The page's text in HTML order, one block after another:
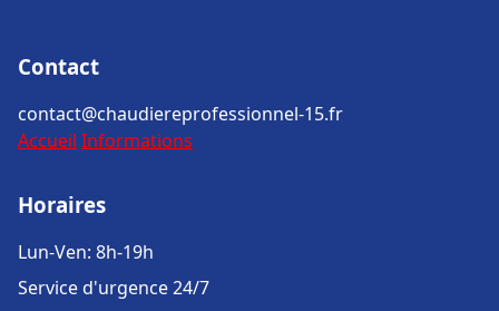
Contact
contact@chaudiereprofessionnel-15.fr
Accueil Informations
Horaires
Lun-Ven: 8h-19h
Service d'urgence 24/7